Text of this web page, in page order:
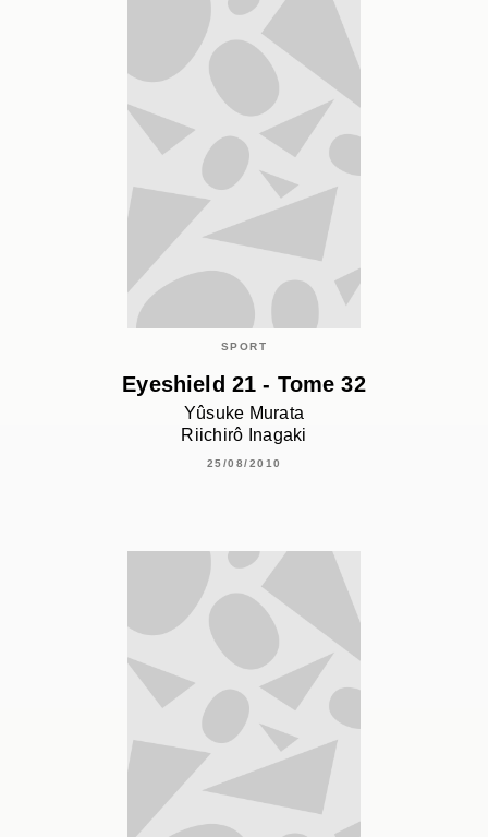
SPORT
Eyeshield 21 - Tome 32
Yûsuke Murata
Riichirô Inagaki
25/08/2010